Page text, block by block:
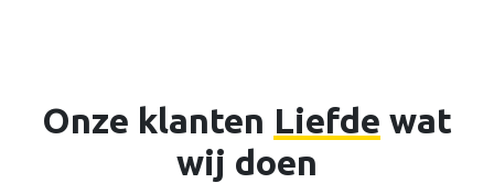
Onze klanten Liefde wat
wij doen